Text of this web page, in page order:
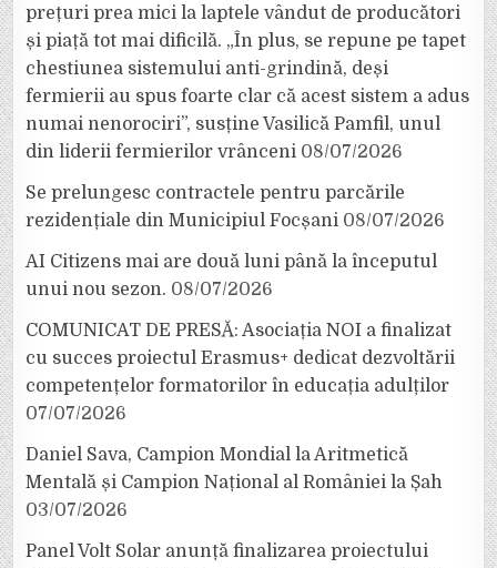
prețuri prea mici la laptele vândut de producători
și piață tot mai dificilă. „În plus, se repune pe tapet
chestiunea sistemului anti-grindină, deși
fermierii au spus foarte clar că acest sistem a adus
numai nenorociri”, susține Vasilică Pamfil, unul
din liderii fermierilor vrânceni 08/07/2026
Se prelungesc contractele pentru parcările
rezidențiale din Municipiul Focșani 08/07/2026
AI Citizens mai are două luni până la începutul
unui nou sezon. 08/07/2026
COMUNICAT DE PRESĂ: Asociația NOI a finalizat
cu succes proiectul Erasmus+ dedicat dezvoltării
competențelor formatorilor în educația adulților
07/07/2026
Daniel Sava, Campion Mondial la Aritmetică
Mentală și Campion Național al României la Șah
03/07/2026
Panel Volt Solar anunță finalizarea proiectului